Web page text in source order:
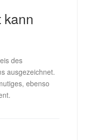
kann
des
ausgezeichnet.
ebenso